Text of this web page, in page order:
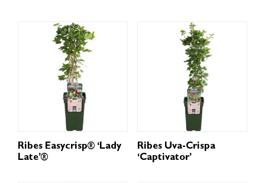
Ribes Easycrisp® ‘Lady
Late’®
Ribes Uva-Crispa
‘Captivator’